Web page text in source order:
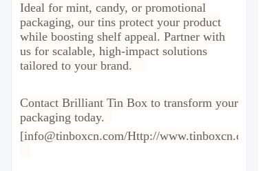
Ideal for mint, candy, or promotional
packaging, our tins protect your product
while boosting shelf appeal. Partner with
us for scalable, high-impact solutions
tailored to your brand.
Contact Brilliant Tin Box to transform your
packaging today.
[info@tinboxcn.com/Http://www.tinboxcn.com]